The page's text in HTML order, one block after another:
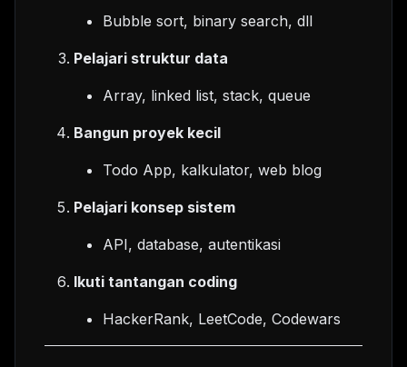
Bubble sort, binary search, dll
Pelajari struktur data
Array, linked list, stack, queue
Bangun proyek kecil
Todo App, kalkulator, web blog
Pelajari konsep sistem
API, database, autentikasi
Ikuti tantangan coding
HackerRank, LeetCode, Codewars